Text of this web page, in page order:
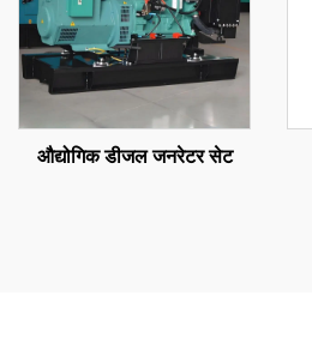
औद्योगिक डीजल जनरेटर सेट